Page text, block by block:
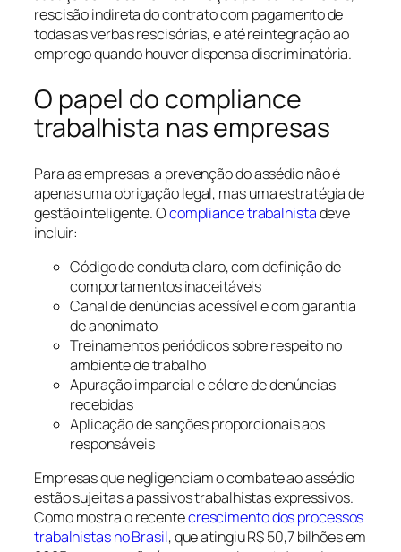
rescisão indireta do contrato com pagamento de
todas as verbas rescisórias, e até reintegração ao
emprego quando houver dispensa discriminatória.
O papel do compliance
trabalhista nas empresas
Para as empresas, a prevenção do assédio não é
apenas uma obrigação legal, mas uma estratégia de
gestão inteligente. Ocompliance trabalhistadeve
incluir:
Código de conduta claro, com definição de
comportamentos inaceitáveis
Canal de denúncias acessível e com garantia
de anonimato
Treinamentos periódicos sobre respeito no
ambiente de trabalho
Apuração imparcial e célere de denúncias
recebidas
Aplicação de sanções proporcionais aos
responsáveis
Empresas que negligenciam o combate ao assédio
estão sujeitas a passivos trabalhistas expressivos.
Como mostra o recentecrescimento dos processos
trabalhistas no Brasil, que atingiu R$ 50,7 bilhões em